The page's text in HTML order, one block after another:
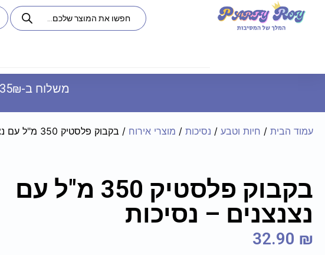
משלוח ב-35₪ |
עמוד הבית / חיות וטבע / נסיכות / מוצרי אירוח / בקבוק פלסטיק 350 מ"ל עם נצנצנים – נסיכות
בקבוק פלסטיק 350 מ"ל עם
נצנצנים – נסיכות
32.90 ₪